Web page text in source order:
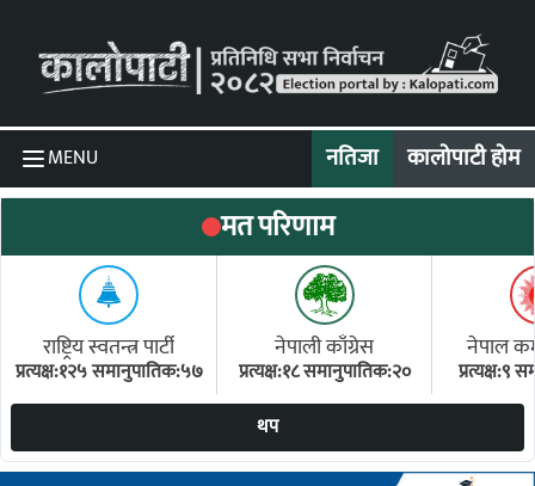
MENU नतिजा कालोपाटी होम
मत परिणाम
राष्ट्रिय स्वतन्त्र पार्टी
प्रत्यक्ष:१२५ समानुपातिक:५७
नेपाली काँग्रेस
प्रत्यक्ष:१८ समानुपातिक:२०
नेपाल
प्रत्यक्ष:९
थप